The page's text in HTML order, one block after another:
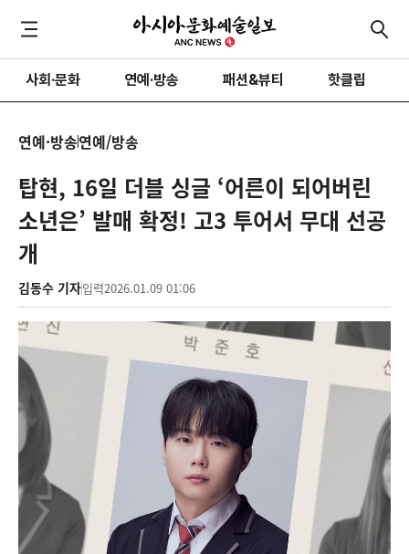
사회·문화 연예·방송 패션&뷰티 핫클립
연예·방송연예/방송
탑현, 16일 더블 싱글 ‘어른이 되어버린
소년은’ 발매 확정! 고3 투어서 무대 선공
개
김동수 기자입력2026.01.09 01:06